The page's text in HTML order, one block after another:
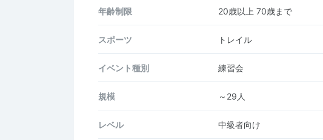
年齢制限 20歳以上 70歳まで
スポーツ トレイル
イベント種別 練習会
規模 ～29人
レベル 中級者向け